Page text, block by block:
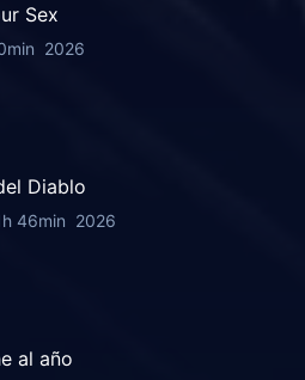
Sex
2026
Diablo
46min 2026
al año